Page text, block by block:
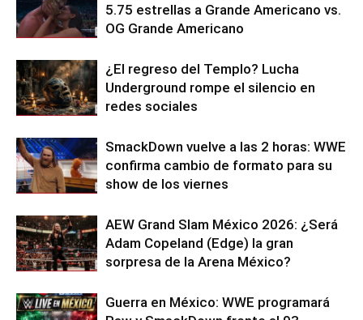
5.75 estrellas a Grande Americano vs.
OG Grande Americano
¿El regreso del Templo? Lucha
Underground rompe el silencio en
redes sociales
SmackDown vuelve a las 2 horas: WWE
confirma cambio de formato para su
show de los viernes
AEW Grand Slam México 2026: ¿Será
Adam Copeland (Edge) la gran
sorpresa de la Arena México?
Guerra en México: WWE programará